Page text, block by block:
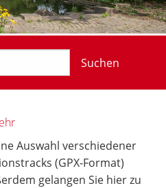
Suchen
Auswahl verschiedener
(GPX-Format)
gelangen Sie hier zu